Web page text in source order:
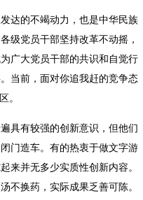
达的不竭动力，也是中华民族
级党员干部坚持改革不动摇，
广大党员干部的共识和自觉行
当前，面对你追我赶的竞争态
。
具有较强的创新意识，但他们
门造车。有的热衷于做文字游
来并无多少实质性创新内容。
不换药，实际成果乏善可陈。